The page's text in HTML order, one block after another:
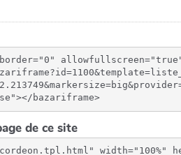
bazariframe>
de ce site
width="100%"